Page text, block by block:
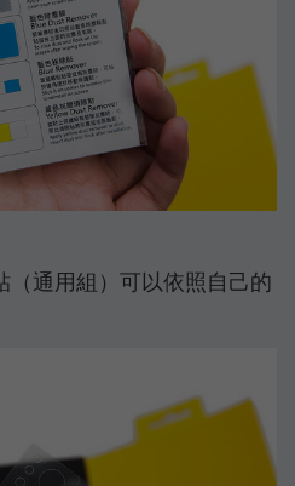
（通用組）可以依照自己的